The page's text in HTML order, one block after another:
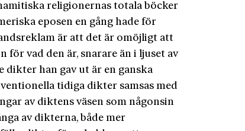
religionernas totala böcker
eposen en gång hade för
är att det är omöjligt att
vad den är, snarare än i ljuset av
dikter han gav ut är en ganska
tidiga dikter samsas med
av diktens väsen som någonsin
av dikterna, både mer